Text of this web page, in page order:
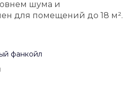
шума и
для помещений до 18 м².
фанкойл